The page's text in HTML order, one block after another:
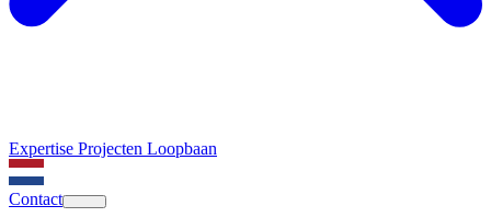
Expertise Projecten Loopbaan
Contact